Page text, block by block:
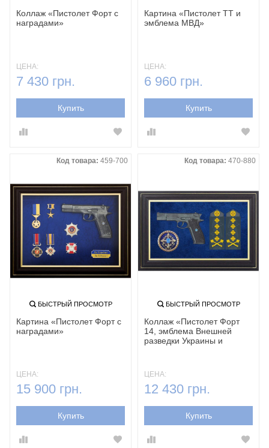
Коллаж «Пистолет Форт с
наградами»
ЦЕНА:
7 430 грн.
Купить
Картина «Пистолет ТТ и
эмблема МВД‎»
ЦЕНА:
6 960 грн.
Купить
Код товара: 459-700
БЫСТРЫЙ ПРОСМОТР
Картина «Пистолет Форт с
наградами‎»
ЦЕНА:
15 900 грн.
Купить
Код товара: 470-880
БЫСТРЫЙ ПРОСМОТР
Коллаж «Пистолет Форт
14, эмблема Внешней
разведки Украины и
ЦЕНА:
12 430 грн.
Купить